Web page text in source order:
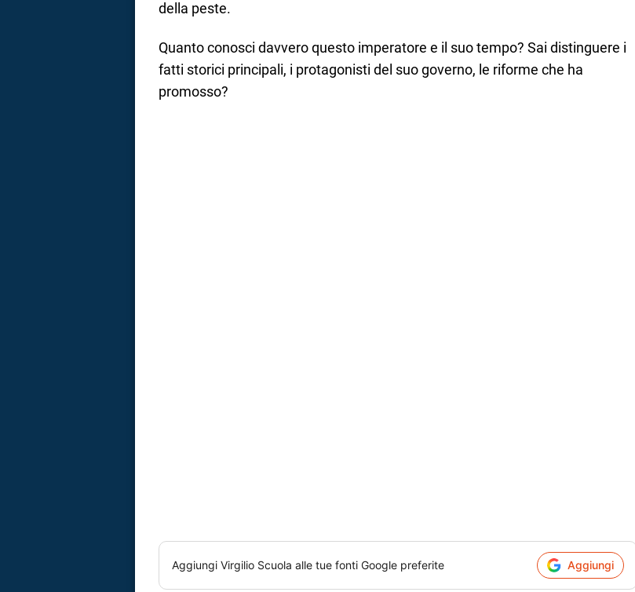
della peste.
Quanto conosci davvero questo imperatore e il suo tempo? Sai distinguere i
fatti storici principali, i protagonisti del suo governo, le riforme che ha
promosso?
Aggiungi Virgilio Scuola alle tue fonti Google preferite Aggiungi